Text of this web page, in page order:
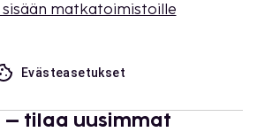
sisään matkatoimistoille
Evästeasetukset
– tilaa uusimmat